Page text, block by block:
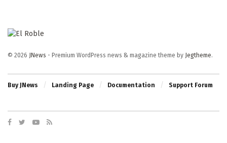
© 2026 JNews - Premium WordPress news & magazine theme by Jegtheme.
Buy JNews Landing Page Documentation Support Forum